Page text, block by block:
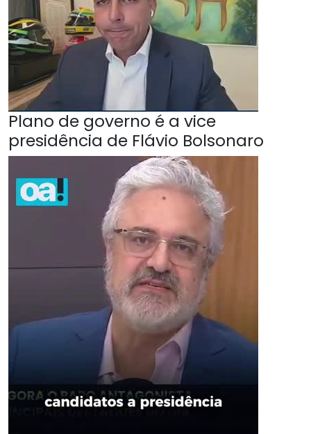
Plano de governo é a vice
presidência de Flávio Bolsonaro